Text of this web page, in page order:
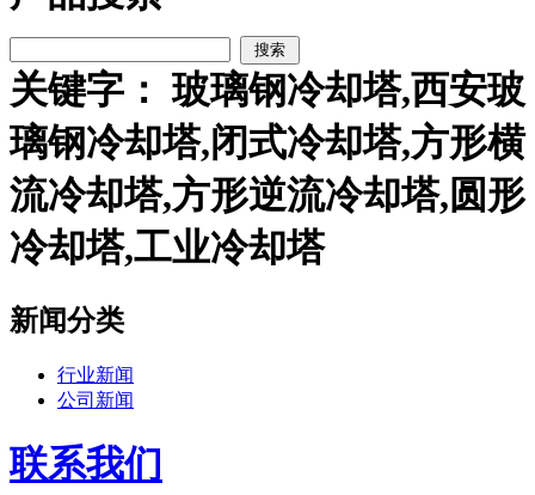
关键字： 玻璃钢冷却塔,西安玻
璃钢冷却塔,闭式冷却塔,方形横
流冷却塔,方形逆流冷却塔,圆形
冷却塔,工业冷却塔
新闻分类
行业新闻
公司新闻
联系我们